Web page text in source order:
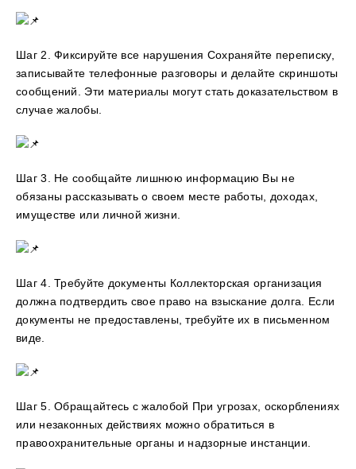
Шаг 2. Фиксируйте все нарушения Сохраняйте переписку,
записывайте телефонные разговоры и делайте скриншоты
сообщений. Эти материалы могут стать доказательством в
случае жалобы.
Шаг 3. Не сообщайте лишнюю информацию Вы не
обязаны рассказывать о своем месте работы, доходах,
имуществе или личной жизни.
Шаг 4. Требуйте документы Коллекторская организация
должна подтвердить свое право на взыскание долга. Если
документы не предоставлены, требуйте их в письменном
виде.
Шаг 5. Обращайтесь с жалобой При угрозах, оскорблениях
или незаконных действиях можно обратиться в
правоохранительные органы и надзорные инстанции.